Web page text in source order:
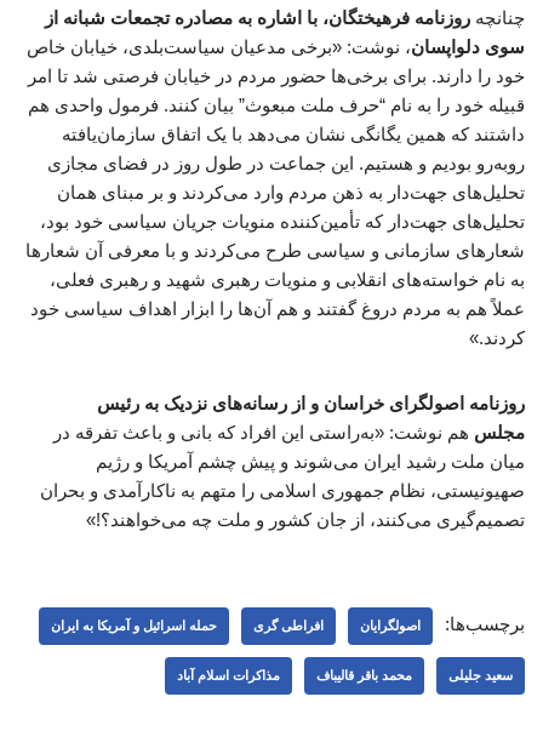
چنانچه روزنامه فرهیختگان، با اشاره به مصادره تجمعات شبانه از
سوی دلواپسان، نوشت: «برخی مدعیان سیاست‌بلدی، خیابان خاص
خود را دارند. برای برخی‌ها حضور مردم در خیابان فرصتی شد تا امر
قبیله خود را به نام “حرف ملت مبعوث” بیان کنند. فرمول واحدی هم
داشتند که همین یگانگی نشان می‌دهد با یک اتفاق سازمان‌یافته
روبه‌رو بودیم و هستیم. این جماعت در طول روز در فضای مجازی
تحلیل‌های جهت‌دار به ذهن مردم وارد می‌کردند و بر مبنای همان
تحلیل‌های جهت‌دار که تأمین‌کننده منویات جریان سیاسی خود بود،
شعارهای سازمانی و سیاسی طرح می‌کردند و با معرفی آن شعارها
به نام خواسته‌های انقلابی و منویات رهبری شهید و رهبری فعلی،
عملاً هم به مردم دروغ گفتند و هم آن‌ها را ابزار اهداف سیاسی خود
کردند.»
روزنامه اصولگرای خراسان و از رسانه‌های نزدیک به رئیس
مجلس هم نوشت: «به‌راستی این افراد که بانی و باعث تفرقه در
میان ملت رشید ایران می‌شوند و پیش چشم آمریکا و رژیم
صهیونیستی، نظام جمهوری اسلامی را متهم به ناکارآمدی و بحران
تصمیم‌گیری می‌کنند، از جان کشور و ملت چه می‌خواهند؟!»
برچسب‌ها: اصولگرایان افراطی گری حمله اسرائیل و آمریکا به ایران
سعید جلیلی محمد باقر قالیباف مذاکرات اسلام آباد